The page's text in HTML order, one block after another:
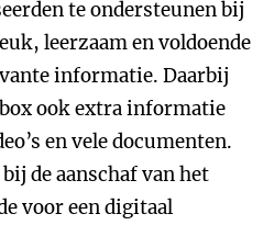
te ondersteunen bij
leerzaam en voldoende
informatie. Daarbij
ook extra informatie
en vele documenten.
de aanschaf van het
voor een digitaal